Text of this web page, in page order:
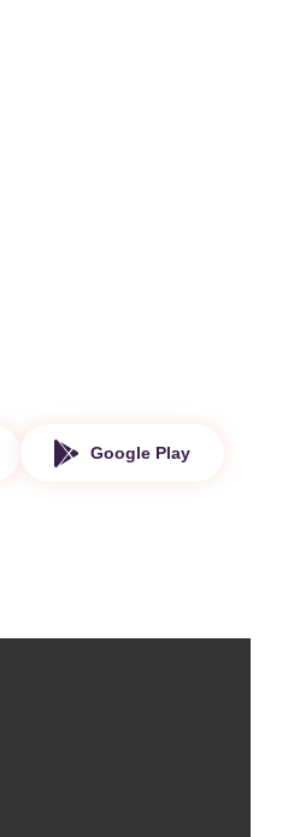
Google Play